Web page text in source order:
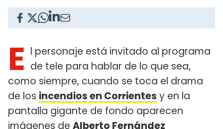
E l personaje está invitado al programa
de tele para hablar de lo que sea,
como siempre, cuando se toca el drama
de los incendios en Corrientes y en la
pantalla gigante de fondo aparecen
imágenes de Alberto Fernández